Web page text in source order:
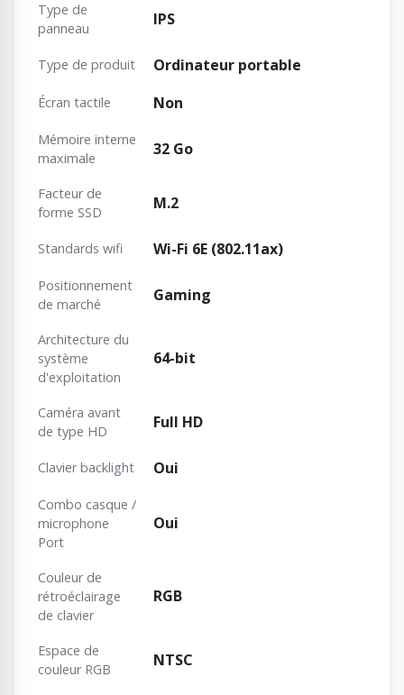
Type de
panneau
IPS
Type de produit Ordinateur portable
Écran tactile Non
Mémoire interne
maximale
32 Go
Facteur de
forme SSD
M.2
Standards wifi Wi-Fi 6E (802.11ax)
Positionnement
de marché
Gaming
Architecture du
système
d'exploitation
64-bit
Caméra avant
de type HD
Full HD
Clavier backlight Oui
Combo casque /
microphone
Port
Oui
Couleur de
rétroéclairage
de clavier
RGB
Espace de
couleur RGB
NTSC